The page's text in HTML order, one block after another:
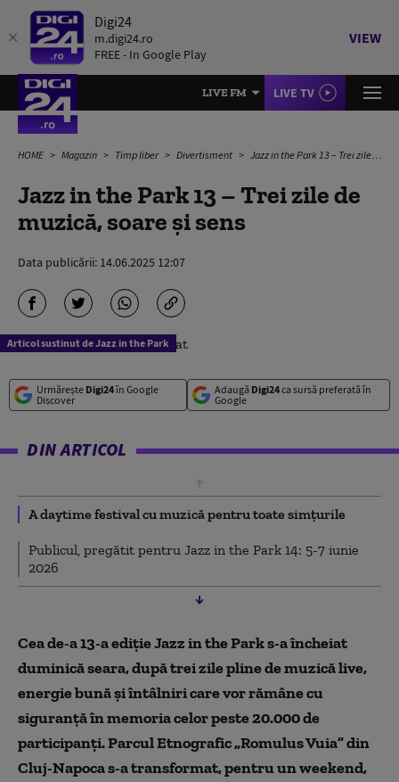
Digi24
m.digi24.ro
FREE - In Google Play
VIEW
LIVE FM LIVE TV
HOME Magazin Timp liber Divertisment Jazz in the Park 13 – Trei zile de muzică, soare și sens
Jazz in the Park 13 – Trei zile de
muzică, soare și sens
Data publicării: 14.06.2025 12:07
Articol sustinut de Jazz in the Park
Urmărește Digi24în Google
Discover
Adaugă Digi24ca sursă preferată în
Google
DIN ARTICOL
A daytime festival cu muzică pentru toate simțurile
Publicul, pregătit pentru Jazz in the Park 14: 5-7 iunie
2026
Cea de-a 13-a ediție Jazz in the Park s-a încheiat
duminică seara, după trei zile pline de muzică live,
energie bună și întâlniri care vor rămâne cu
siguranță în memoria celor peste 20.000 de
participanți. Parcul Etnografic „Romulus Vuia” din
Cluj-Napoca s-a transformat, pentru un weekend,